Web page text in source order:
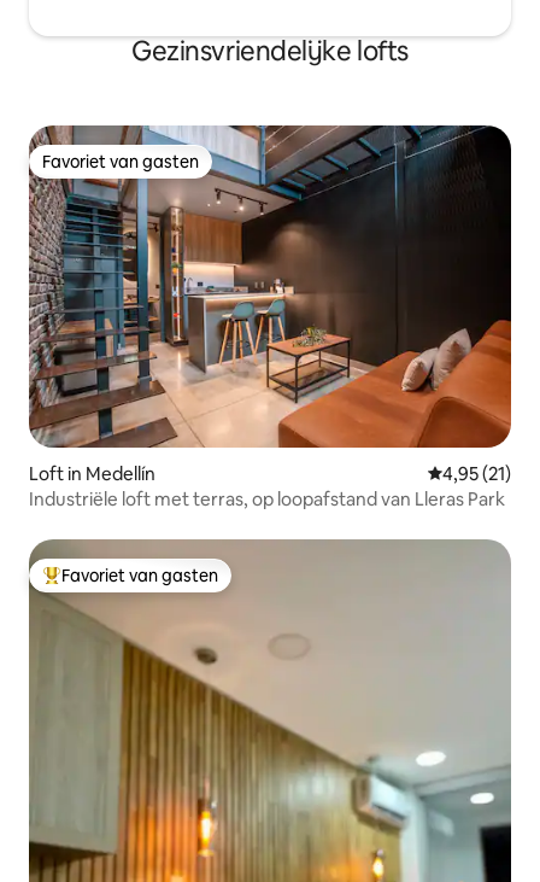
Gezinsvriendelijke lofts
Favoriet van gasten
Favoriet van gasten
Loft in Medellín Gemiddelde
4,95 (21)
Industriële loft met terras, op loopafstand van Lleras Park
Topfavoriet van gasten
Favoriet van gasten